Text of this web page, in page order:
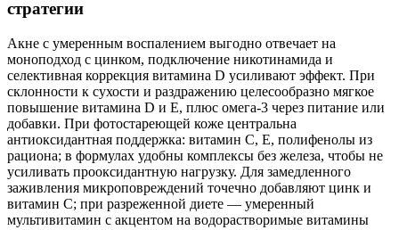
стратегии
Акне с умеренным воспалением выгодно отвечает на
моноподход с цинком, подключение никотинамида и
селективная коррекция витамина D усиливают эффект. При
склонности к сухости и раздражению целесообразно мягкое
повышение витамина D и Е, плюс омега‑3 через питание или
добавки. При фотостареющей коже центральна
антиоксидантная поддержка: витамин С, Е, полифенолы из
рациона; в формулах удобны комплексы без железа, чтобы не
усиливать прооксидантную нагрузку. Для замедленного
заживления микроповреждений точечно добавляют цинк и
витамин С; при разреженной диете — умеренный
мультивитамин с акцентом на водорастворимые витамины